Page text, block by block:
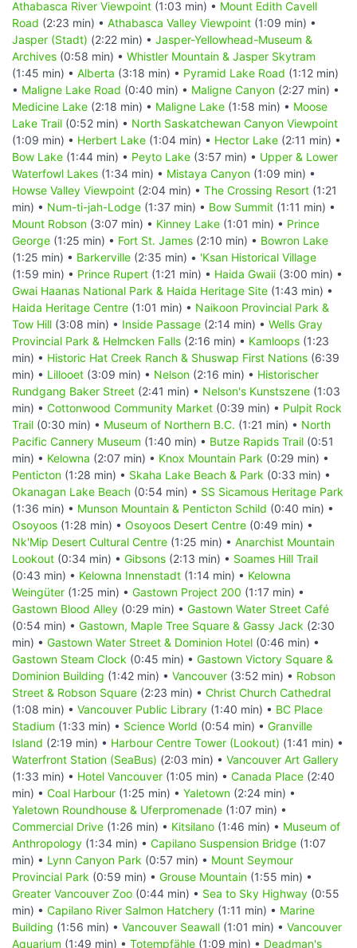
Athabasca River Viewpoint (1:03 min) • Mount Edith Cavell
Road (2:23 min) • Athabasca Valley Viewpoint (1:09 min) •
Jasper (Stadt) (2:22 min) • Jasper-Yellowhead-Museum &
Archives (0:58 min) • Whistler Mountain & Jasper Skytram
(1:45 min) • Alberta (3:18 min) • Pyramid Lake Road (1:12 min)
• Maligne Lake Road (0:40 min) • Maligne Canyon (2:27 min) •
Medicine Lake (2:18 min) • Maligne Lake (1:58 min) • Moose
Lake Trail (0:52 min) • North Saskatchewan Canyon Viewpoint
(1:09 min) • Herbert Lake (1:04 min) • Hector Lake (2:11 min) •
Bow Lake (1:44 min) • Peyto Lake (3:57 min) • Upper & Lower
Waterfowl Lakes (1:34 min) • Mistaya Canyon (1:09 min) •
Howse Valley Viewpoint (2:04 min) • The Crossing Resort (1:21
min) • Num-ti-jah-Lodge (1:37 min) • Bow Summit (1:11 min) •
Mount Robson (3:07 min) • Kinney Lake (1:01 min) • Prince
George (1:25 min) • Fort St. James (2:10 min) • Bowron Lake
(1:25 min) • Barkerville (2:35 min) • 'Ksan Historical Village
(1:59 min) • Prince Rupert (1:21 min) • Haida Gwaii (3:00 min) •
Gwai Haanas National Park & Haida Heritage Site (1:43 min) •
Haida Heritage Centre (1:01 min) • Naikoon Provincial Park &
Tow Hill (3:08 min) • Inside Passage (2:14 min) • Wells Gray
Provincial Park & Helmcken Falls (2:16 min) • Kamloops (1:23
min) • Historic Hat Creek Ranch & Shuswap First Nations (6:39
min) • Lillooet (3:09 min) • Nelson (2:16 min) • Historischer
Rundgang Baker Street (2:41 min) • Nelson's Kunstszene (1:03
min) • Cottonwood Community Market (0:39 min) • Pulpit Rock
Trail (0:30 min) • Museum of Northern B.C. (1:21 min) • North
Pacific Cannery Museum (1:40 min) • Butze Rapids Trail (0:51
min) • Kelowna (2:07 min) • Knox Mountain Park (0:29 min) •
Penticton (1:28 min) • Skaha Lake Beach & Park (0:33 min) •
Okanagan Lake Beach (0:54 min) • SS Sicamous Heritage Park
(1:36 min) • Munson Mountain & Penticton Schild (0:40 min) •
Osoyoos (1:28 min) • Osoyoos Desert Centre (0:49 min) •
Nk'Mip Desert Cultural Centre (1:25 min) • Anarchist Mountain
Lookout (0:34 min) • Gibsons (2:13 min) • Soames Hill Trail
(0:43 min) • Kelowna Innenstadt (1:14 min) • Kelowna
Weingüter (1:25 min) • Gastown Project 200 (1:17 min) •
Gastown Blood Alley (0:29 min) • Gastown Water Street Café
(0:54 min) • Gastown, Maple Tree Square & Gassy Jack (2:30
min) • Gastown Water Street & Dominion Hotel (0:46 min) •
Gastown Steam Clock (0:45 min) • Gastown Victory Square &
Dominion Building (1:42 min) • Vancouver (3:52 min) • Robson
Street & Robson Square (2:23 min) • Christ Church Cathedral
(1:08 min) • Vancouver Public Library (1:40 min) • BC Place
Stadium (1:33 min) • Science World (0:54 min) • Granville
Island (2:19 min) • Harbour Centre Tower (Lookout) (1:41 min) •
Waterfront Station (SeaBus) (2:03 min) • Vancouver Art Gallery
(1:33 min) • Hotel Vancouver (1:05 min) • Canada Place (2:40
min) • Coal Harbour (1:25 min) • Yaletown (2:24 min) •
Yaletown Roundhouse & Uferpromenade (1:07 min) •
Commercial Drive (1:26 min) • Kitsilano (1:46 min) • Museum of
Anthropology (1:34 min) • Capilano Suspension Bridge (1:07
min) • Lynn Canyon Park (0:57 min) • Mount Seymour
Provincial Park (0:59 min) • Grouse Mountain (1:55 min) •
Greater Vancouver Zoo (0:44 min) • Sea to Sky Highway (0:55
min) • Capilano River Salmon Hatchery (1:11 min) • Marine
Building (1:56 min) • Vancouver Seawall (1:01 min) • Vancouver
Aquarium (1:49 min) • Totempfähle (1:09 min) • Deadman's